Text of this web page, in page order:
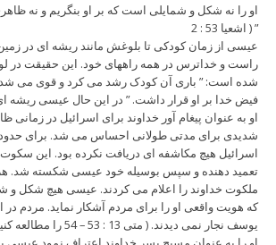
او را نه شکل و شمایلی است که بر او بنگریم و نه
” ( اشعیا 53 : 2
عیسی از زمان کودکی تا بلوغش مانند ریشه ای در
شده است: ” باری آن کودک رشد می کرد و قوی می شد.
فیض خدا بر او قرار داشت. ” در این حال عیسی ریشه
او به عنوان پیغام آور خداوند برای اسرائیل در زمانی
اسرائیل هیچ مکاشفه ای دریافت نکرده بود. این
تعمید دهنده و سپس بوسیله خود عیسی شکسته شد.
ملکوت خداوند را اعلام می کردند. عیسی هیچ شکل
که هویت واقعی او را برای مردم آشکار نماید. مردم
یوسف نجار نمی دیدند. (